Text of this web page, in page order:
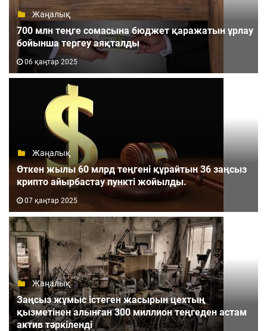
Жаңалық
700 млн теңге сомасына бюджет қаражатын ұрлау
бойынша тергеу аяқталды
06 қаңтар 2025
Жаңалық
Өткен жылы 60 млрд теңгені құрайтын 36 заңсыз
крипто айырбастау пункті жойылды.
07 қаңтар 2025
Жаңалық
Заңсыз жұмыс істеген жасырын цехтың
қызметінен алынған 300 миллион теңгеден астам
актив тәркіленді